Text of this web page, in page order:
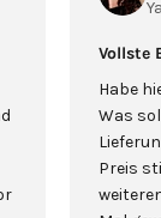
Vollste
Habe
Was
Preis